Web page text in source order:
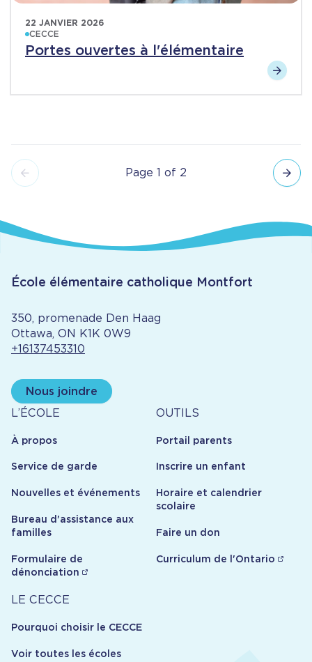
22 JANVIER 2026
CECCE
Portes ouvertes à l'élémentaire
Pagination Page 1 of 2
École élémentaire catholique Montfort
350, promenade Den Haag
Ottawa, ON K1K 0W9
+16137453310
Nous joindre
À
propos
L’ÉCOLE
À propos
Service de garde
Nouvelles et événements
Bureau d'assistance aux
familles
Formulaire de
dénonciation
Outils
OUTILS
Portail parents
Inscrire un enfant
Horaire et calendrier
scolaire
Faire un don
Curriculum de l'Ontario
Carrière
LE CECCE
Pourquoi choisir le CECCE
Voir toutes les écoles